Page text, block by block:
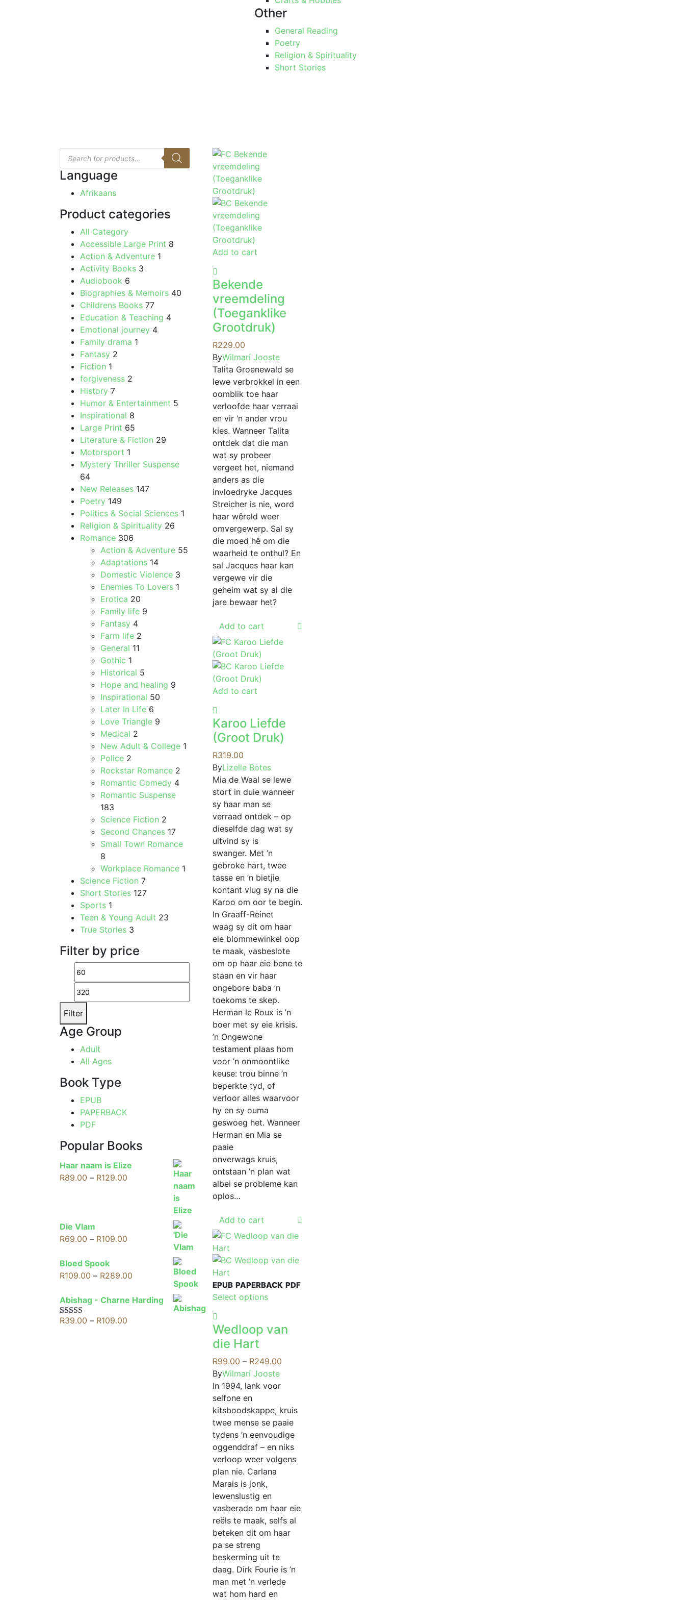
Other
General Reading
Poetry
Religion & Spirituality
Short Stories
Add to cart
Bekende
vreemdeling
(Toeganklike
Grootdruk)
R229.00
ByWilmarí Jooste
Talita Groenewald se
lewe verbrokkel in een
oomblik toe haar
verloofde haar verraai
en vir ‘n ander vrou
kies. Wanneer Talita
ontdek dat die man
wat sy probeer
vergeet het, niemand
anders as die
invloedryke Jacques
Streicher is nie, word
haar wêreld weer
omvergewerp. Sal sy
die moed hê om die
waarheid te onthul? En
sal Jacques haar kan
vergewe vir die
geheim wat sy al die
jare bewaar het?
Add to cart
Add to cart
Karoo Liefde
(Groot Druk)
R319.00
ByLizelle Botes
Mia de Waal se lewe
stort in duie wanneer
sy haar man se
verraad ontdek – op
dieselfde dag wat sy
uitvind sy is
swanger. Met ’n
gebroke hart, twee
tasse en ’n bietjie
kontant vlug sy na die
Karoo om oor te begin.
In Graaff-Reinet
waag sy dit om haar
eie blommewinkel oop
te maak, vasbeslote
om op haar eie bene te
staan en vir haar
ongebore baba ’n
toekoms te skep.
Herman le Roux is ’n
boer met sy eie krisis.
’n Ongewone
testament plaas hom
voor ’n onmoontlike
keuse: trou binne ’n
beperkte tyd, of
verloor alles waarvoor
hy en sy ouma
geswoeg het. Wanneer
Herman en Mia se
paaie
onverwags kruis,
ontstaan ’n plan wat
albei se probleme kan
oplos…
Add to cart
EPUB PAPERBACK PDF
Select optionsThis
multiple
The
options
may
chosen
on
the
product
page
Wedloop van
die Hart
R99.00 – R249.00
R249.00
ByWilmarí Jooste
In 1994, lank voor
selfone en
kitsboodskappe, kruis
twee mense se paaie
tydens ’n eenvoudige
oggenddraf – en niks
verloop weer volgens
plan nie. Carlana
Marais is jonk,
lewenslustig en
vasberade om haar eie
reëls te maak, selfs al
beteken dit om haar
pa se streng
beskerming uit te
daag. Dirk Fourie is ’n
man met ’n verlede
wat hom hard en
Products
search
Language
Afrikaans
Product categories
All Category
Accessible Large Print 8
Action & Adventure 1
Activity Books 3
Audiobook 6
Biographies & Memoirs 40
Childrens Books 77
Education & Teaching 4
Emotional journey 4
Family drama 1
Fantasy 2
Fiction 1
forgiveness 2
History 7
Humor & Entertainment 5
Inspirational 8
Large Print 65
Literature & Fiction 29
Motorsport 1
Mystery Thriller Suspense
64
New Releases 147
Poetry 149
Politics & Social Sciences 1
Religion & Spirituality 26
Romance 306
Action & Adventure 55
Adaptations 14
Domestic Violence 3
Enemies To Lovers 1
Erotica 20
Family life 9
Fantasy 4
Farm life 2
General 11
Gothic 1
Historical 5
Hope and healing 9
Inspirational 50
Later In Life 6
Love Triangle 9
Medical 2
New Adult & College 1
Police 2
Rockstar Romance 2
Romantic Comedy 4
Romantic Suspense
183
Science Fiction 2
Second Chances 17
Small Town Romance
8
Workplace Romance 1
Science Fiction 7
Short Stories 127
Sports 1
Teen & Young Adult 23
True Stories 3
Filter by price
Min
Filter
Age Group
Adult
All Ages
Book Type
EPUB
PAPERBACK
PDF
Popular Books
Haar naam is Elize
R89.00 – R129.00
Die Vlam
R69.00 – R109.00
through
Bloed Spook
R109.00 – R289.00
R109.00
Abishag - Charne Harding
Rated5.00
R39.00 – R109.00